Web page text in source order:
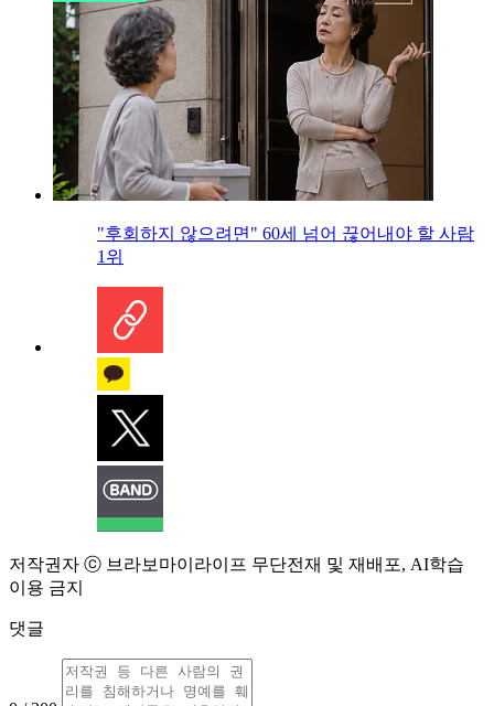
"후회하지 않으려면" 60세 넘어 끊어내야 할 사람
1위
저작권자 ⓒ 브라보마이라이프 무단전재 및 재배포, AI학습
이용 금지
댓글